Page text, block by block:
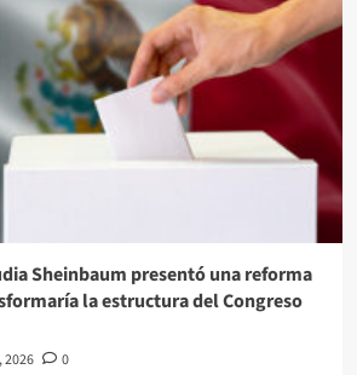
Sheinbaum presentó una reforma
la estructura del Congreso
2026
0